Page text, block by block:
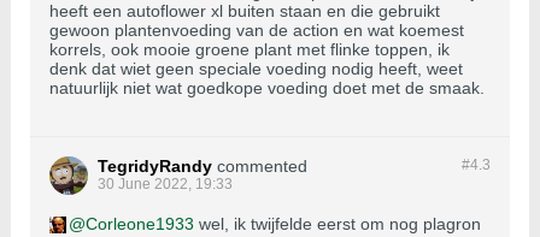
heeft een autoflower xl buiten staan en die gebruikt
gewoon plantenvoeding van de action en wat koemest
korrels, ook mooie groene plant met flinke toppen, ik
denk dat wiet geen speciale voeding nodig heeft, weet
natuurlijk niet wat goedkope voeding doet met de smaak.
#4.3
TegridyRandy commented
30 June 2022, 19:33
Corleone1933 wel, ik twijfelde eerst om nog plagron